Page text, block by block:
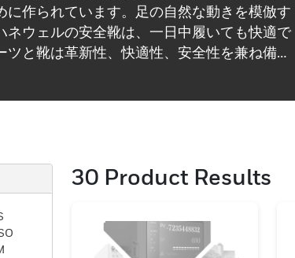
に作られています。足の自然な動きを模倣す
ネウェルの安全靴は、一日中履いても快適で
ツと靴は革新性、快適性、安全性を兼ね備え
30 Product Results